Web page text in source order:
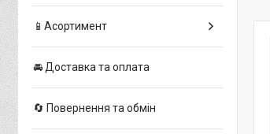
📱Асортимент
🚘 Доставка та оплата
🔄 Повернення та обмін